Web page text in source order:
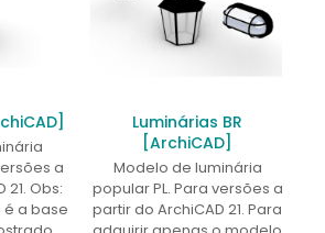
a
21. Obs:
a base
Luminárias BR
[ArchiCAD]
Modelo de luminária
popular PL. Para versões a
partir do ArchiCAD 21. Para